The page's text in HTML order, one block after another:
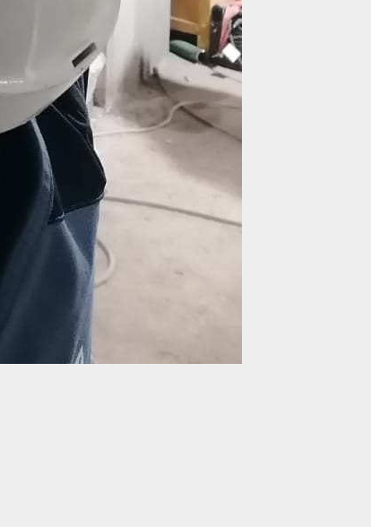
технологии требует
изучить условия работ на
низкое качество электродов